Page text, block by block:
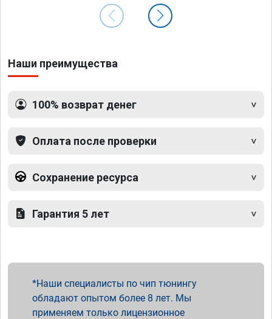
Наши преимущества
100% возврат денег
Оплата после проверки
Сохранение ресурса
Гарантия 5 лет
Наши специалисты по чип тюнингу
обладают опытом более 8 лет. Мы
применяем только лицензионное